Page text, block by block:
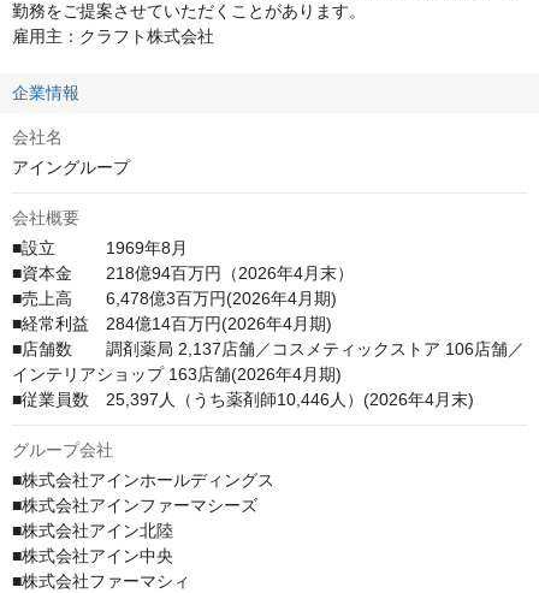
勤務をご提案させていただくことがあります。
雇用主：クラフト株式会社
企業情報
会社名
アイングループ
会社概要
■設立　　　1969年8月
■資本金　　218億94百万円（2026年4月末）
■売上高　　6,478億3百万円(2026年4月期)
■経常利益　284億14百万円(2026年4月期)
■店舗数　　調剤薬局 2,137店舗／コスメティックストア 106店舗／
インテリアショップ 163店舗(2026年4月期)
■従業員数　25,397人（うち薬剤師10,446人）(2026年4月末)
グループ会社
■株式会社アインホールディングス
■株式会社アインファーマシーズ
■株式会社アイン北陸
■株式会社アイン中央
■株式会社ファーマシィ